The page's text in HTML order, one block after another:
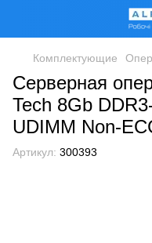
Комплектующие
Серверная
Tech 8Gb
UDIMM Non-
Артикул: 300393